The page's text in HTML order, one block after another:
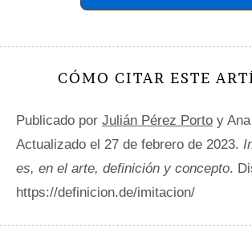
CÓMO CITAR ESTE
Publicado por Julián Pérez Porto y
Actualizado el 27 de febrero de 2023.
es, en el arte, definición y concepto.
https://definicion.de/imitacion/